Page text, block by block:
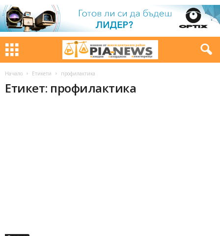
Начало Етикети профилактика
Етикет: профилактика